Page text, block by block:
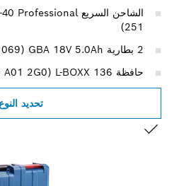
251)
حافظة L-BOXX 136 ‏(‎1 600 A01 2G0)
تحديد النوع